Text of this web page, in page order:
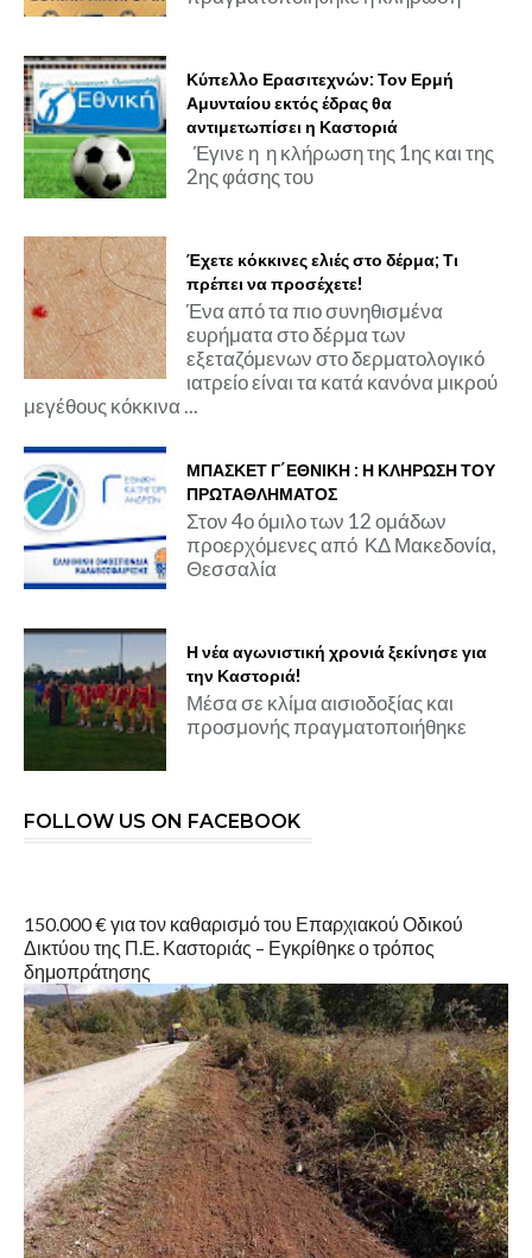
Κύπελλο Ερασιτεχνών: Τον Ερμή
Αμυνταίου εκτός έδρας θα
αντιμετωπίσει η Καστοριά
Έγινε η η κλήρωση της 1ης και της
2ης φάσης του
Έχετε κόκκινες ελιές στο δέρμα; Τι
πρέπει να προσέχετε!
Ένα από τα πιο συνηθισμένα
ευρήματα στο δέρμα των
εξεταζόμενων στο δερματολογικό
ιατρείο είναι τα κατά κανόνα μικρού
μεγέθους κόκκινα ...
ΜΠΑΣΚΕΤ Γ΄ΕΘΝΙΚΗ : Η ΚΛΗΡΩΣΗ ΤΟΥ
ΠΡΩΤΑΘΛΗΜΑΤΟΣ
Στον 4ο όμιλο των 12 ομάδων
προερχόμενες από ΚΔ Μακεδονία,
Θεσσαλία
Η νέα αγωνιστική χρονιά ξεκίνησε για
την Καστοριά!
Μέσα σε κλίμα αισιοδοξίας και
προσμονής πραγματοποιήθηκε
FOLLOW US ON FACEBOOK
150.000 € για τον καθαρισμό του Επαρχιακού Οδικού
Δικτύου της Π.Ε. Καστοριάς – Εγκρίθηκε ο τρόπος
δημοπράτησης